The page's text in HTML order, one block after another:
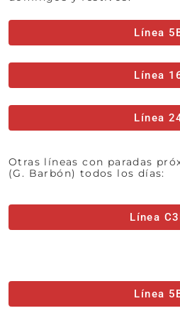
Línea
Línea
Línea
Otras líneas con paradas
(G. Barbón) todos los días:
Línea
Línea